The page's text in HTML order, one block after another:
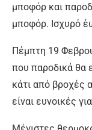
μποφόρ και
μποφόρ. Ισχυρό
Πέμπτη 19
που παροδικά θα
κάτι από βροχές
είναι ευνοικές